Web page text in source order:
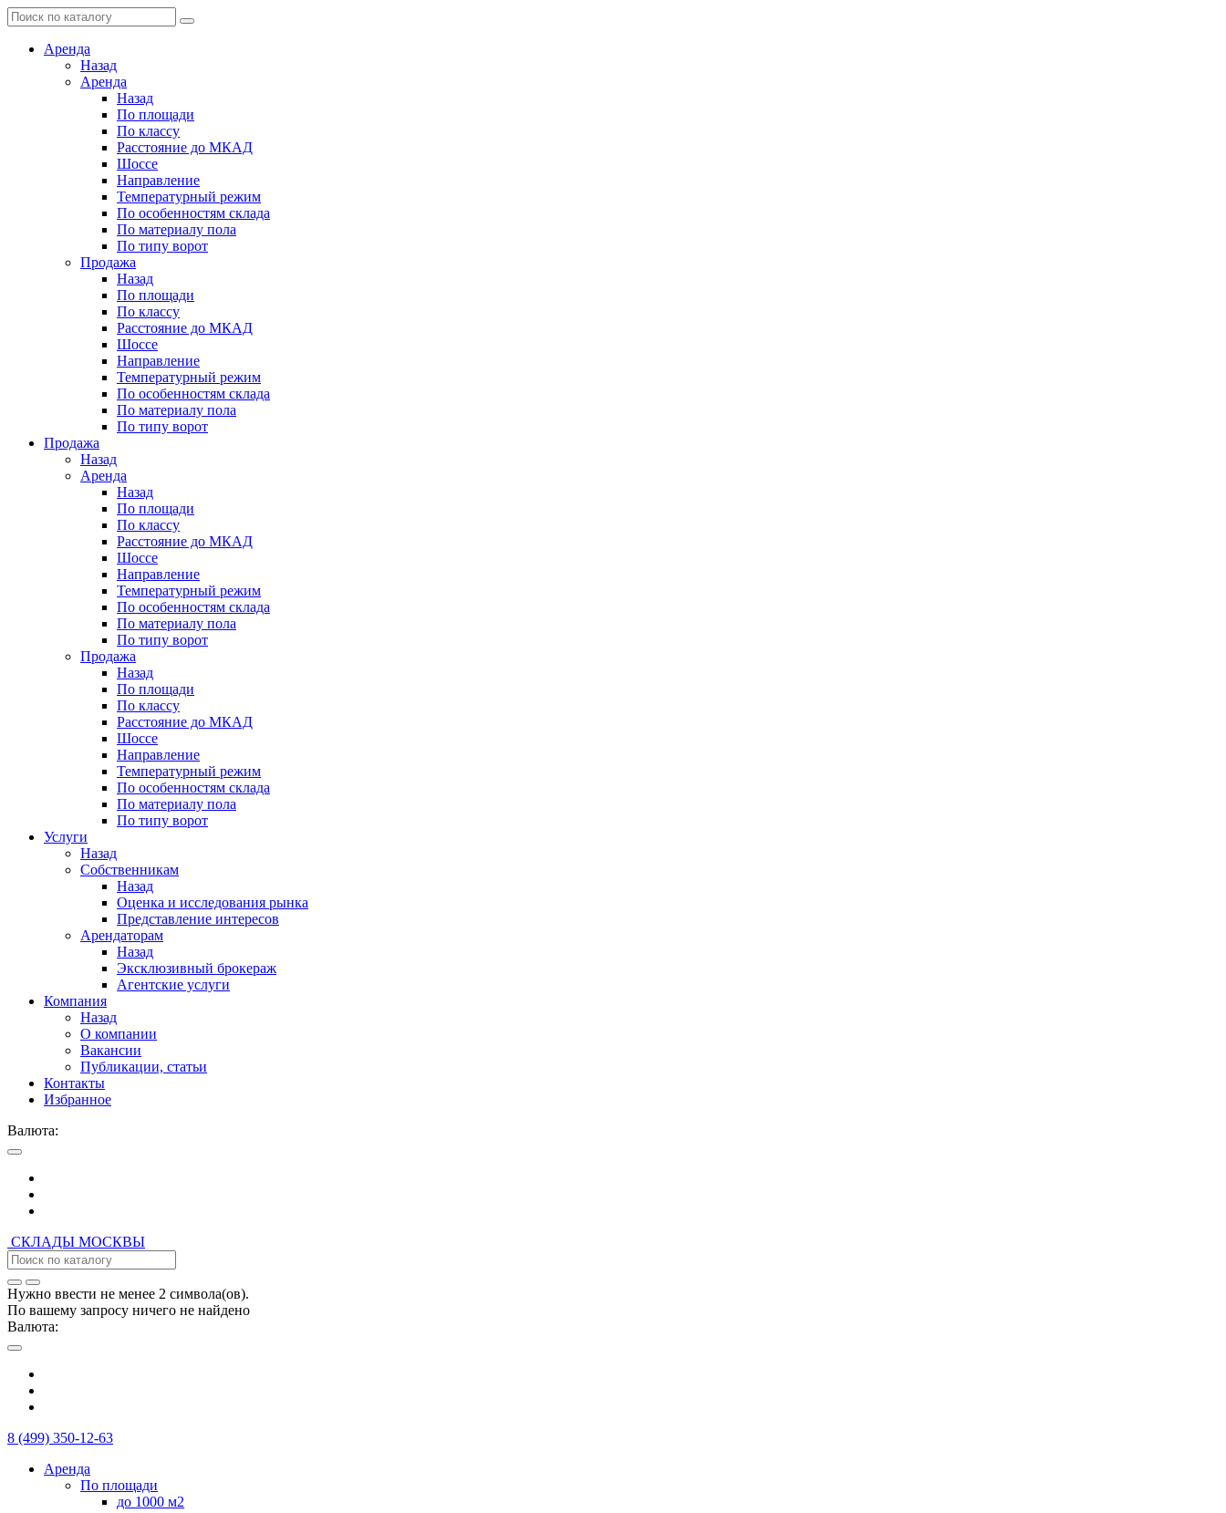
Аренда
Назад
Аренда
Назад
По площади
По классу
Расстояние до МКАД
Шоссе
Направление
Температурный режим
По особенностям склада
По материалу пола
По типу ворот
Продажа
Назад
По площади
По классу
Расстояние до МКАД
Шоссе
Направление
Температурный режим
По особенностям склада
По материалу пола
По типу ворот
Продажа
Назад
Аренда
Назад
По площади
По классу
Расстояние до МКАД
Шоссе
Направление
Температурный режим
По особенностям склада
По материалу пола
По типу ворот
Продажа
Назад
По площади
По классу
Расстояние до МКАД
Шоссе
Направление
Температурный режим
По особенностям склада
По материалу пола
По типу ворот
Услуги
Назад
Собственникам
Назад
Оценка и исследования рынка
Представление интересов
Арендаторам
Назад
Эксклюзивный брокераж
Агентские услуги
Компания
Назад
О компании
Вакансии
Публикации, статьи
Контакты
Избранное
Валюта:
СКЛАДЫ МОСКВЫ
Нужно ввести не менее 2 символа(ов).
По вашему запросу ничего не найдено
Валюта:
8 (499) 350-12-63
Аренда
По площади
до 1000 м2